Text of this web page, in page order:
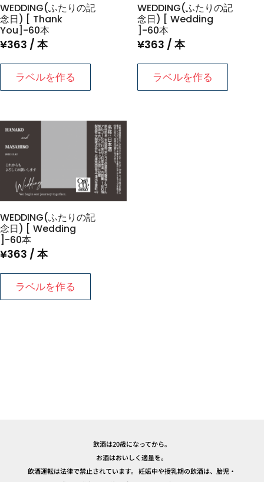
WEDDING(ふたりの記
念日) [ Thank
You]-60本
¥363 / 本
ラベルを作る
WEDDING(ふたりの記
念日) [ Wedding
]-60本
¥363 / 本
ラベルを作る
WEDDING(ふたりの記
念日) [ Wedding
]-60本
¥363 / 本
ラベルを作る
飲酒は20歳になってから。
お酒はおいしく適量を。
飲酒運転は法律で禁止されています。 妊娠中や授乳期の飲酒は、胎児・